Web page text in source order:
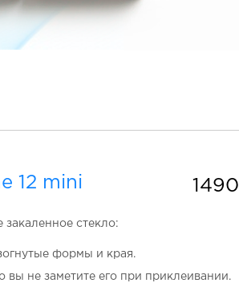
12 mini 1490
стекло:
формы и края.
вы не заметите его при приклеивании.